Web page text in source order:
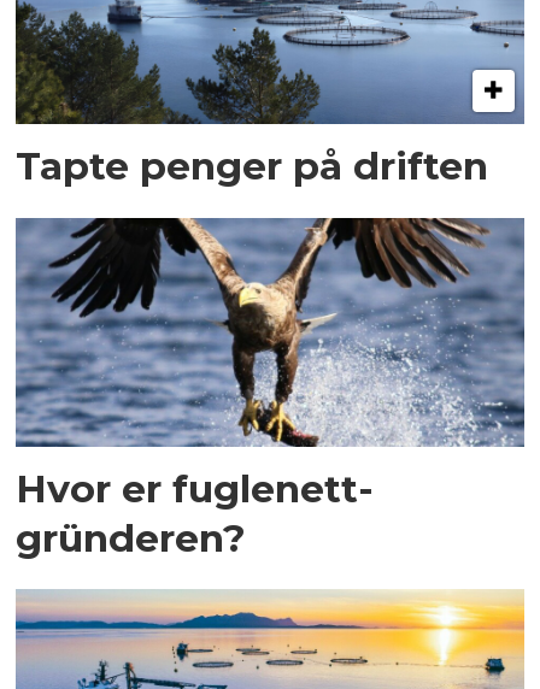
Tapte penger på driften
Hvor er fuglenett-
gründeren?